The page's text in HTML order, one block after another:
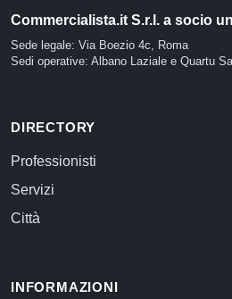
Commercialista.it S.r.l. a socio
Sede legale: Via Boezio 4c, Roma
Sedi operative: Albano Laziale e Quartu
DIRECTORY
Professionisti
Servizi
Città
INFORMAZIONI